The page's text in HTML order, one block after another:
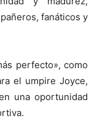
fanáticos y
perfecto», como
el umpire Joyce,
una oportunidad